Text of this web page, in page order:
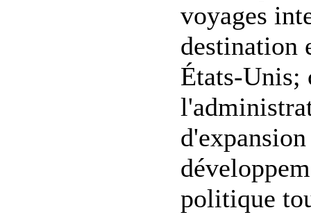
voyages
destination
États-Unis;
politique